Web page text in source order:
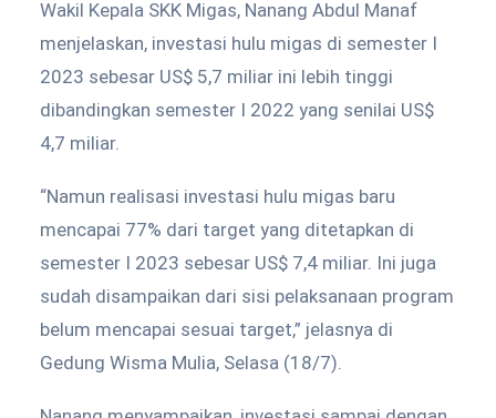
Wakil Kepala SKK Migas, Nanang Abdul Manaf
menjelaskan, investasi hulu migas di semester I
2023 sebesar US$ 5,7 miliar ini lebih tinggi
dibandingkan semester I 2022 yang senilai US$
4,7 miliar.
“Namun realisasi investasi hulu migas baru
mencapai 77% dari target yang ditetapkan di
semester I 2023 sebesar US$ 7,4 miliar. Ini juga
sudah disampaikan dari sisi pelaksanaan program
belum mencapai sesuai target,” jelasnya di
Gedung Wisma Mulia, Selasa (18/7).